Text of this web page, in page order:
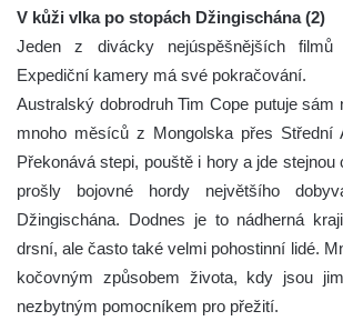
V kůži vlka po stopách Džingischána (2)
Jeden z divácky nejúspěšnějších filmů
Expediční kamery má své pokračování.
Australský dobrodruh Tim Cope putuje sám
mnoho měsíců z Mongolska přes Střední
Překonává stepi, pouště i hory a jde
prošly bojovné hordy největšího
Džingischána. Dodnes je to nádherná
drsní, ale často také velmi pohostinní lidé.
kočovným způsobem života, kdy jsou
nezbytným pomocníkem pro přežití.